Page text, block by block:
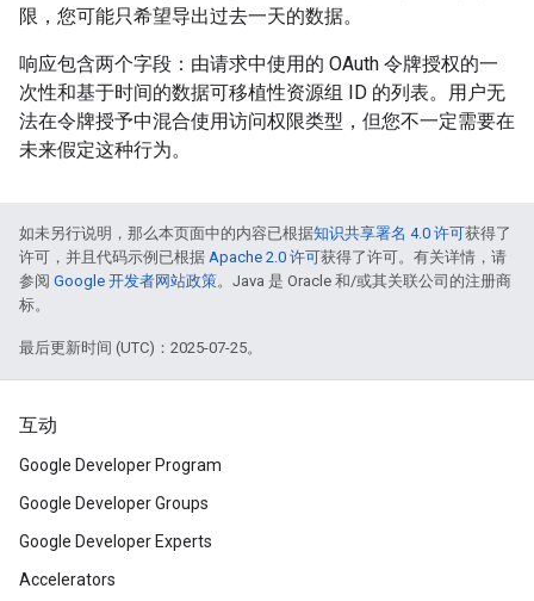
限，您可能只希望导出过去一天的数据。
响应包含两个字段：由请求中使用的 OAuth 令牌授权的一
次性和基于时间的数据可移植性资源组 ID 的列表。用户无
法在令牌授予中混合使用访问权限类型，但您不一定需要在
未来假定这种行为。
如未另行说明，那么本页面中的内容已根据知识共享署名 4.0 许可获得了
许可，并且代码示例已根据 Apache 2.0 许可获得了许可。有关详情，请
参阅 Google 开发者网站政策。Java 是 Oracle 和/或其关联公司的注册商
标。
最后更新时间 (UTC)：2025-07-25。
互动
Google Developer Program
Google Developer Groups
Google Developer Experts
Accelerators